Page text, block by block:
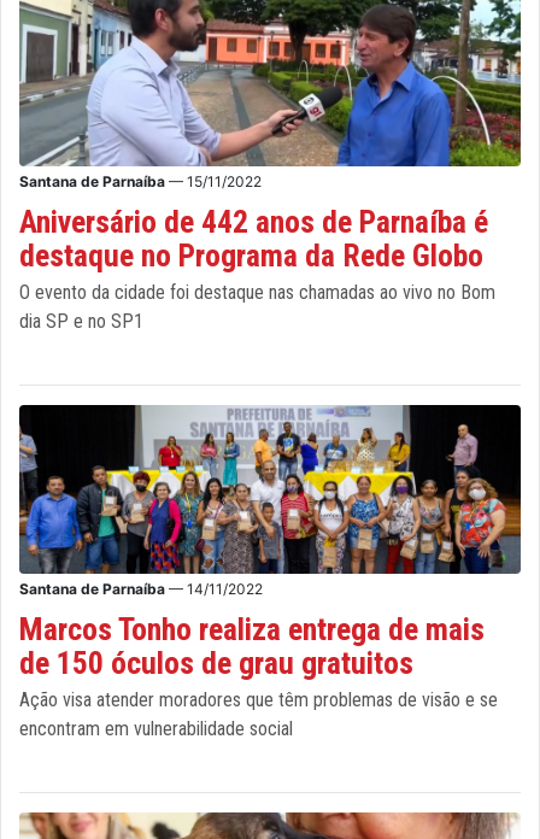
Santana de Parnaíba — 15/11/2022
Aniversário de 442 anos de Parnaíba é
destaque no Programa da Rede Globo
O evento da cidade foi destaque nas chamadas ao vivo no Bom
dia SP e no SP1
Santana de Parnaíba — 14/11/2022
Marcos Tonho realiza entrega de mais
de 150 óculos de grau gratuitos
Ação visa atender moradores que têm problemas de visão e se
encontram em vulnerabilidade social